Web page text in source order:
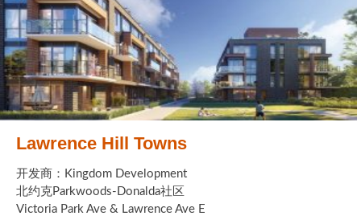
Lawrence Hill Towns
开发商：Kingdom Development
北约克Parkwoods-Donalda社区
Victoria Park Ave & Lawrence Ave E